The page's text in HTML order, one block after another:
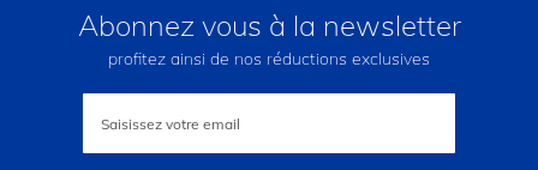
Abonnez vous à la newsletter
profitez ainsi de nos réductions exclusives
lettre